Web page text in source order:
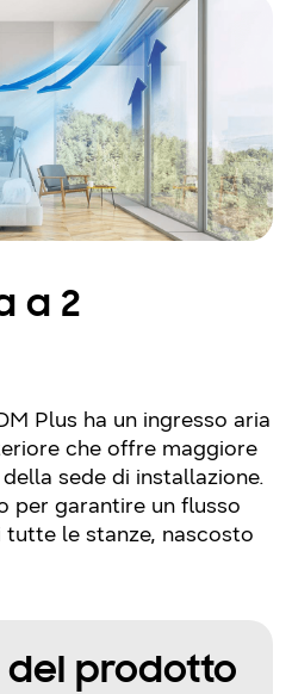
a 2
Plus ha un ingresso aria
che offre maggiore
sede di installazione.
per garantire un flusso
tutte le stanze, nascosto
del prodotto